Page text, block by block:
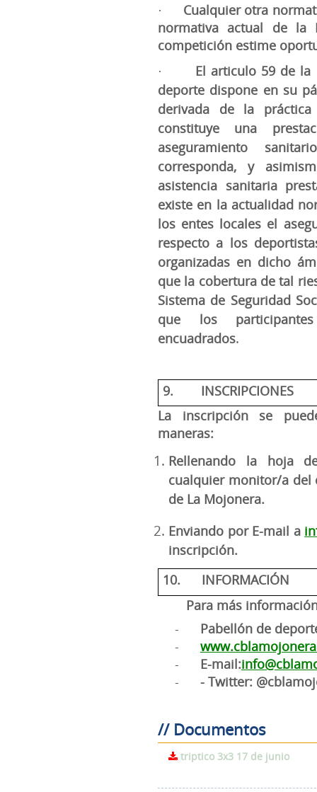
·
Cualquier otra
normativa actual de
competición estime
·
El articulo 59 de la
deporte dispone en su
derivada de la
constituye una
aseguramiento
corresponda, y
asistencia sanitaria
existe en la actualidad
los entes locales el
respecto a los
organizadas en dicho
que la cobertura de tal
Sistema de Seguridad
que los
encuadrados.
9.
INSCRIPCIONES
La inscripción se
maneras:
Rellenando la hoja
cualquier monitor/a del
de La Mojonera.
Enviando por E-mail a
inscripción.
10.
INFORMACIÓN
Para más
-
Pabellón de
-
-
E-mail:
-
- Twitter:
// Documentos
triptico 3x3 17 de junio